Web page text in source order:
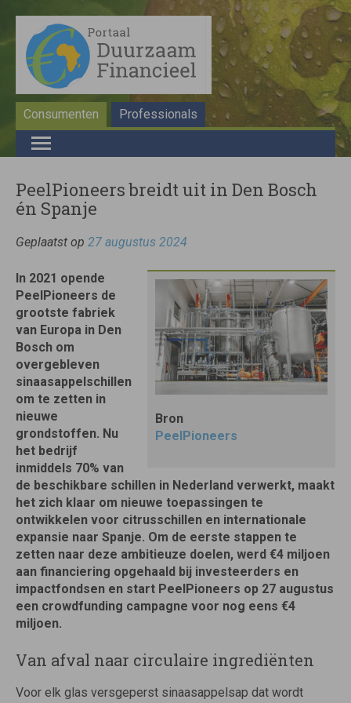
Consumenten Professionals
PeelPioneers breidt uit in Den Bosch
én Spanje
Geplaatst op 27 augustus 2024
Bron
PeelPioneers
In 2021 opende
PeelPioneers de
grootste fabriek
van Europa in Den
Bosch om
overgebleven
sinaasappelschillen
om te zetten in
nieuwe
grondstoffen. Nu
het bedrijf
inmiddels 70% van
de beschikbare schillen in Nederland verwerkt, maakt
het zich klaar om nieuwe toepassingen te
ontwikkelen voor citrusschillen en internationale
expansie naar Spanje. Om de eerste stappen te
zetten naar deze ambitieuze doelen, werd €4 miljoen
aan financiering opgehaald bij investeerders en
impactfondsen en start PeelPioneers op 27 augustus
een crowdfunding campagne voor nog eens €4
miljoen.
Van afval naar circulaire ingrediënten
Voor elk glas versgeperst sinaasappelsap dat wordt